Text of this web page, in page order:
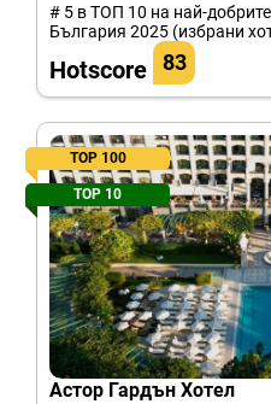
# 5 в ТОП 10 на най-
България 2025 (избрани
Hotscore 83
TOP 100
TOP 10
Астор Гардън Хотел